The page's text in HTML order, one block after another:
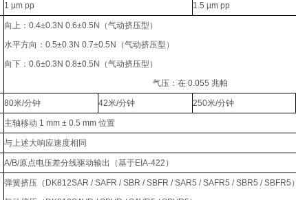
1 µm pp 1.5 µm pp
向上：0.4±0.3N 0.6±0.5N（气动挤压型）
水平方向：0.5±0.3N 0.7±0.5N（气动挤压型）
向下：0.6±0.3N 0.8±0.5N（气动挤压型）
气压：在 0.055 兆帕
80米/分钟 42米/分钟 250米/分钟
主轴移动 1 mm ± 0.5 mm 位置
与上述大响应速度相同
A/B/原点电压差分线驱动输出（基于EIA-422）
弹簧挤压（DK812SAR / SAFR / SBR / SBFR / SAR5 / SAFR5 / SBR5 / SBFR5）